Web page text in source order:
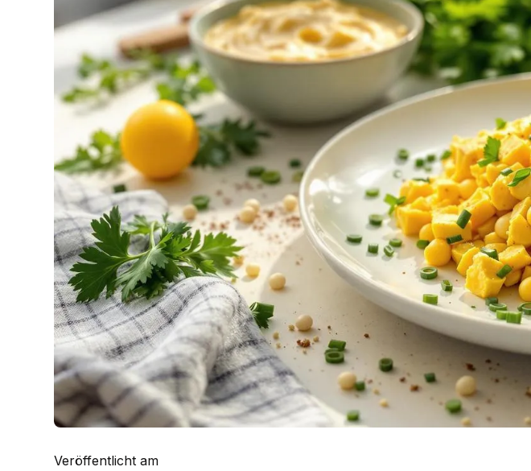
Veröffentlicht am